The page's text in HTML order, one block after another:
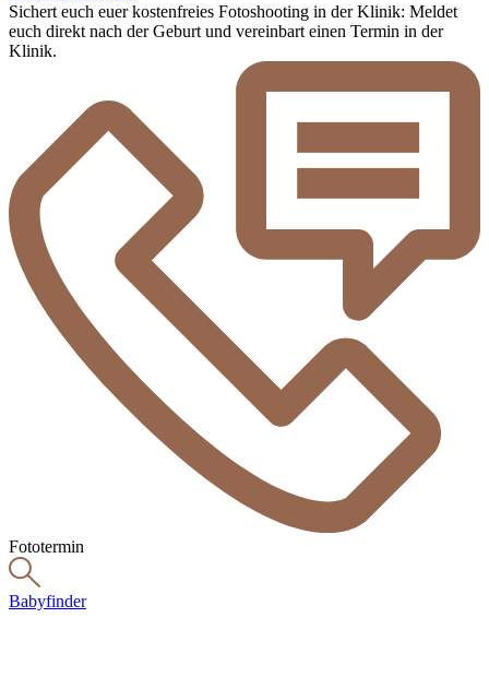
Sichert euch euer kostenfreies Fotoshooting in der Klinik: Meldet
euch direkt nach der Geburt und vereinbart einen Termin in der
Klinik.
Fototermin
Babyfinder